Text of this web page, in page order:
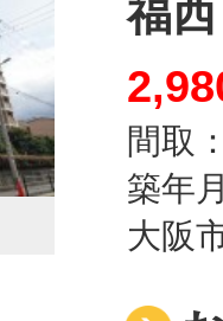
福
間取
築年
大阪